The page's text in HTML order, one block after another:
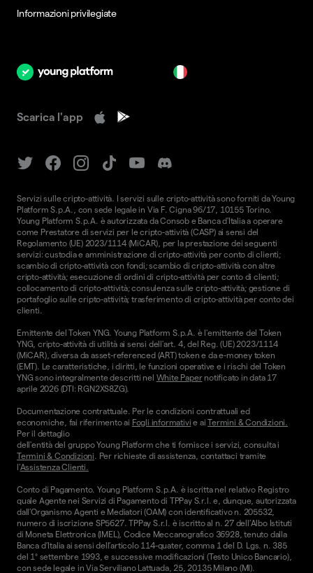
Informazioni privilegiate
Scarica l'app
Servizi sulle cripto-attività. I servizi sulle cripto-attività sono forniti da Young
Platform S.p.A., con sede legale in Via F. Cigna 96/17, 10155 Torino.
Young Platform S.p.A. è autorizzata da Consob e Banca d'Italia a operare
come Prestatore di servizi per le cripto-attività (CASP) ai sensi del
Regolamento (UE) 2023/1114 (MiCAR), per la prestazione dei seguenti
servizi: custodia e amministrazione di cripto-attività per conto di clienti;
scambio di cripto-attività con fondi; scambio di cripto-attività con altre
cripto-attività; esecuzione di ordini di cripto-attività per conto di clienti;
collocamento di cripto-attività; consulenza sulle cripto-attività; gestione di
portafoglio sulle cripto-attività; trasferimento di cripto-attività per conto dei
clienti.
Emittente del Token YNG. Young Platform S.p.A. è l'emittente del Token
YNG, cripto-attività di utilità ai sensi dell'art. 4, del Reg. (UE) 2023/1114
(MiCAR), diversa da asset-referenced (ART) token e da e-money token
(EMT). Le caratteristiche, i diritti, le funzioni operative e i rischi del Token
YNG sono integralmente descritti nel White Papernotificato in data 17
aprile 2026 (DTI: RGN2XS8ZG).
Documentazione contrattuale. Per le condizioni contrattuali ed
economiche, fai riferimento ai Fogli informativi e aiTermini & Condizioni.
Per il dettaglio
dell'entità del gruppo Young Platform che ti fornisce i servizi, consulta i
Termini & Condizioni. Per richieste di assistenza, contattaci tramite
l'Assistenza Clienti.
Conto di Pagamento. Young Platform S.p.A. è iscritta nel relativo Registro
quale Agente nei Servizi di Pagamento di TPPay S.r.l. e, dunque, autorizzata
dall’Organismo Agenti e Mediatori (OAM) con identificativo n. 205532,
numero di iscrizione SP5627. TPPay S.r.l. è iscritto al n. 27 dell’Albo Istituti
di Moneta Elettronica (IMEL), Codice Meccanografico 36928, tenuto dalla
Banca d’Italia ai sensi dell’articolo 114-quater, comma 1 del D. Lgs. n. 385
del 1° settembre 1993, e successive modificazioni (Testo Unico Bancario),
con sede legale in Via Serviliano Lattuada, 25, 20135 Milano (MI).